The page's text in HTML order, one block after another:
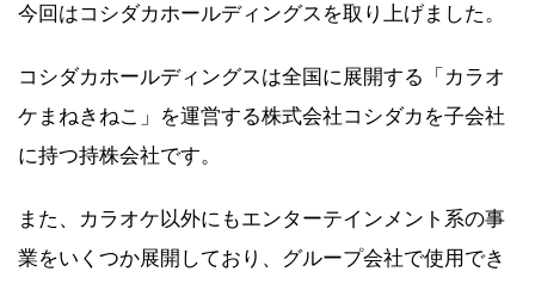
今回はコシダカホールディングスを取り上げました。
コシダカホールディングスは全国に展開する「カラオ
ケまねきねこ」を運営する株式会社コシダカを子会社
に持つ持株会社です。
また、カラオケ以外にもエンターテインメント系の事
業をいくつか展開しており、グループ会社で使用でき